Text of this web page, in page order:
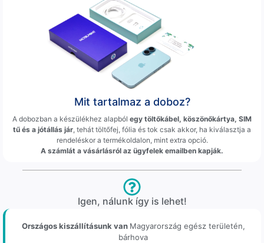
Mit tartalmaz a doboz?
A dobozban a készülékhez alapból egy töltőkábel, köszönőkártya, SIM
tű és a jótállás jár, tehát töltőfej, fólia és tok csak akkor, ha kiválasztja a
rendeléskor a termékoldalon, mint extra opció.
A számlát a vásárlásról az ügyfelek emailben kapják.
Igen, nálunk így is lehet!
Országos kiszállításunk van Magyarország egész területén,
bárhova